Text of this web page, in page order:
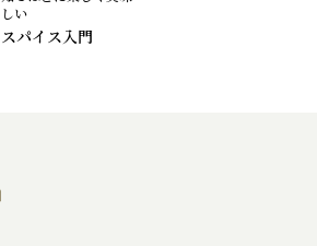
しい
スパイス入門